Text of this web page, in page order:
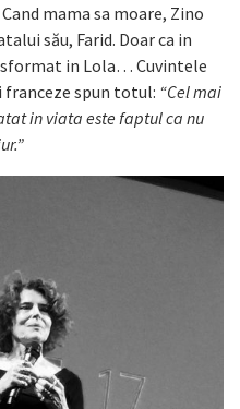
mama sa moare, Zino
său, Farid. Doar ca in
in Lola… Cuvintele
spun totul: “Cel mai
in viata este faptul ca nu